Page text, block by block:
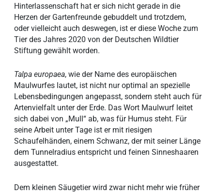
Hinterlassenschaft hat er sich nicht gerade in die
Herzen der Gartenfreunde gebuddelt und trotzdem,
oder vielleicht auch deswegen, ist er diese Woche zum
Tier des Jahres 2020 von der Deutschen Wildtier
Stiftung gewählt worden.
Talpa europaea, wie der Name des europäischen
Maulwurfes lautet, ist nicht nur optimal an spezielle
Lebensbedingungen angepasst, sondern steht auch für
Artenvielfalt unter der Erde. Das Wort Maulwurf leitet
sich dabei von „Mull“ ab, was für Humus steht. Für
seine Arbeit unter Tage ist er mit riesigen
Schaufelhänden, einem Schwanz, der mit seiner Länge
dem Tunnelradius entspricht und feinen Sinneshaaren
ausgestattet.
Dem kleinen Säugetier wird zwar nicht mehr wie früher